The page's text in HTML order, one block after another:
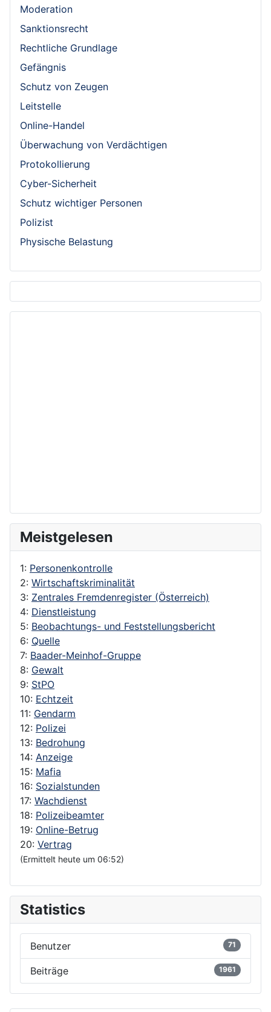
Moderation
Sanktionsrecht
Rechtliche Grundlage
Gefängnis
Schutz von Zeugen
Leitstelle
Online-Handel
Überwachung von Verdächtigen
Protokollierung
Cyber-Sicherheit
Schutz wichtiger Personen
Polizist
Physische Belastung
Meistgelesen
1: Personenkontrolle
2: Wirtschaftskriminalität
3: Zentrales Fremdenregister (Österreich)
4: Dienstleistung
5: Beobachtungs- und Feststellungsbericht
6: Quelle
7: Baader-Meinhof-Gruppe
8: Gewalt
9: StPO
10: Echtzeit
11: Gendarm
12: Polizei
13: Bedrohung
14: Anzeige
15: Mafia
16: Sozialstunden
17: Wachdienst
18: Polizeibeamter
19: Online-Betrug
20: Vertrag
(Ermittelt heute um 06:52)
Statistics
Benutzer 71
Beiträge 1961